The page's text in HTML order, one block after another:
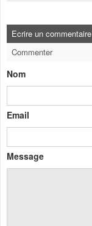
Ecrire un commentaire
Commenter
Nom
Email
Message